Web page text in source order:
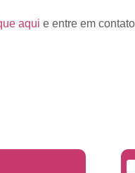
aqui e entre em